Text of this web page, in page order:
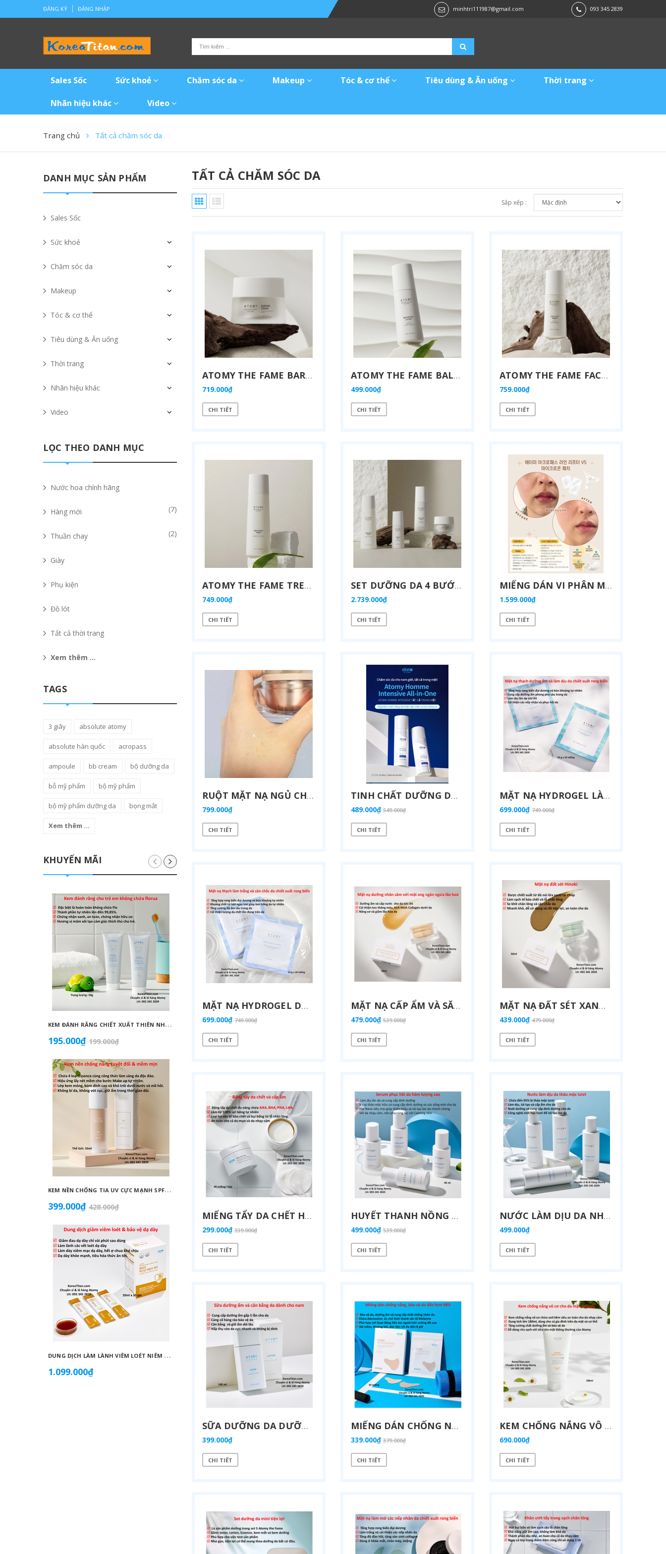
ĐĂNG KÝ ĐĂNG NHẬP minhtri111987@gmail.com 093 345 2839
Sales Sốc Sức khoẻ Chăm sóc da Makeup Tóc & cơ thể Tiêu dùng & Ăn uống Thời trang
Nhãn hiệu khác Video
Trang chủ Tất cả chăm sóc da
TẤT CẢ CHĂM SÓC DA
Sắp xếp :
ATOMY THE FAME BARRIER CREAM - 애터미 더페임 베리어 크림 - ATOMY КРЕМ «БАРЬЕР СЛАВЫ»
719.000₫
CHI TIẾT
ATOMY THE FAME BALANCING LOTION - 애터미 더페임 밸런싱 로션 - ЛОСЬОН ДЛЯ БАЛАНСА ATOMY THE FAME
499.000₫
CHI TIẾT
ATOMY THE FAME FACE & EYE SERUM - 애터미 더페임 페이스 앤 아이 세럼 - ATOMY THE FAME СЫВОРОТКА ДЛЯ ЛИЦА И ГЛАЗ
759.000₫
CHI TIẾT
ATOMY THE FAME TREATMENT TONER - 애터미 더페임 트리트먼트 토너 - ТОНИК ДЛЯ ЛИЦА ATOMY THE FAME
749.000₫
CHI TIẾT
SET DƯỠNG DA 4 BƯỚC TĂNG CƯỜNG BẢO VỆ DA VÀ NGĂN NGỪA LÃO HOÁ DA CẢI TIẾN THE FAME - ATOMY SKIN CARE SYSTEM THE FAME - 애터미 스킨케어 시스템 더페임 - СИСТЕМА УХОДА ЗА КОЖЕЙ ATOMY THE FAME
2.739.000₫
CHI TIẾT
MIẾNG DÁN VI PHÂN MICROCON CHỨA HOẠT CHẤT LÀM ĐẦY CÁC NẾP NHĂN PDRN CÙNG PHỨC HỢP VITAMIN TRẮNG DA VÀ 3 LOẠI PEPTIDE TĂNG DÀN HỒI DA (15 GÓI) - ATOMY ACROPATH LINELIFTER V5 MICROCON PATCH - 애터미 아크로패스 라인리프터 V5 마이크로콘 패치 - ПАТЧ ATOMY ACROPATH LINELIFTER V5 MICROCON.
1.599.000₫
CHI TIẾT
RUỘT MẶT NẠ NGỦ CHỨA TINH CHẤT VÀNG 24K CHỐNG LÃO HÓA, TRẮNG SÁNG DA - ATOMY ABSOLUTE GOLD NIGHT MASK 50ML - 앱솔루트 24K 골드 나이트 마스크' - АТОМИ АБСОЛЮТ НОЧНАЯ МАСКА 24К ЗОЛОТО
799.000₫
CHI TIẾT
TINH CHẤT DƯỠNG DA CHỨA TẤT CẢ TRONG MỘT GIÚP LÀM TRẮNG VÀ CẢI THIỆN NẾP NHĂN CHUYÊN SÂU ĐẶC BIỆT DÀNH RIÊNG CHO NAM(80 ML) - ATOMY HOMME INTENSIVE ALL-IN-ONE - 애터미 옴므 인텐시브 올인원 - МНОГОФУНКЦИОНАЛЬНОЕ УСТРОЙСТВО ATOMY HOMME INTENSIVE
489.000₫ 549.000₫
CHI TIẾT
MẶT NẠ HYDROGEL LÀM TRẮNG DA VÀ TĂNG ĐỘ ĐÀN HỒI CỰC NHANH VÀO DA, CHỨA TINH CHẤT DƯỠNG DA GIÀU SỨC SỐNG TỪ BIỂN SÂU (10 CÁI) ATOMY MARINE AMPOULE GEL MASK WHITENING ELASTICITY - 애터미 마린앰플 아이패치 - ПОВЯЗКА НА ГЛАЗ ATOMY MARINE AMPOULE
699.000₫ 749.000₫
CHI TIẾT
MẶT NẠ HYDROGEL DƯỠNG ẨM HẤP THỤ CỰC NHA NH VÀO DA GIÚP LÀM DỊU VÀ LÀM MÁT CHỨA TINH CHẤT DƯỠNG DA GIÀU SỨC SỐNG TỪ BIỂN SÂU (10 CÁI) - ATOMY MARINE AMPOULE GEL MASK MOISTURE SOOTHING - 애터미 마린앰플 겔 마스크 수분진정 - АТОМИ МОРСКАЯ ГИДРОГЕЛЕВАЯ МАСКА
699.000₫ 749.000₫
CHI TIẾT
MẶT NẠ CẤP ẨM VÀ SĂN CHẮC DA CHỨA MẬT ONG MANUKA CÙNG NHÂN SÂM GIÚP TĂNG ĐỘ MỀM MỊN CỦA DA VÀ DINH DƯỠNG ĐẬM ĐẶC CHO DA (50ML) - ATOMY ABSOLUTE HONEY GINSENG MASK - 애터미 앱솔루트 허니 진생 마스크 - АТОМИ АБСОЛЮТ МАСКА МЕД И ЖЕНЬШЕНЬ
479.000₫ 539.000₫
CHI TIẾT
MẶT NẠ ĐẤT SÉT XANH CHỨA NHIỀU KHOÁNG CHẤT VÀ VI LƯỢNG CUNG CẤP DINH DƯỠNG ĐẬM ĐẶC LÀM SẠCH LỖ VÀ SE KHÍT LỖ CHÂN LÔNG VÀ TẨY DA CHẾT CHO DA (50ML) ATOMY ABSOLUTE HINOKI CLAY MASK - 애터미 앱솔루트 히노키 클레이 마스크 - АТОМИ АБСОЛЮТ МАСКА ГЛИНА ХИНОКИ
439.000₫ 479.000₫
CHI TIẾT
MIẾNG TẨY DA CHẾT HOÀN HẢO GIÚP LOẠI BỎ TẾ BÀO CHẾT VÀ CẤP ẨM CHO DA CÙNG LÚC CHỨA 4 THÀNH PHẦN 4 AHA+BHA+PHA+LHA (40 MIẾNG) - ATOMY PEELING PAID - 애터미 필링패드 리필 - АТОМИ ПИЛИНГ ПЭДЫ
299.000₫ 339.000₫
CHI TIẾT
HUYẾT THANH NỒNG ĐỘ CAO VỚI CÔNG NGHỆ HẠT SIÊU MỊN CHỨA CHẤT CẤP ẨM, LÀM DỊU VÀ TRẺ HOÁ LÀN DA TỪ 9 LOẠI THẢO MỘC HỮU CƠ DÀNH CHO DA KHÔ (40ML) - ATOMY AGAIN SERUM - 애터미 어게인세럼 - СЫВОРОТКА ATOMY AGAIN
499.000₫ 539.000₫
CHI TIẾT
NƯỚC LÀM DỊU DA NHANH CHÓNG CHỨA 95% THẢO MỘC TƯƠI CHĂM SÓC TƯƠI MÁT VÀ THAY ĐỔI LÀN DA MỊN MÀNG (130 ML) - ATOMY SCALMING SKIN - 애터미 카밍스킨 - АТОМИ УСПОКАИВАЮЩАЯ КОЖА
499.000₫
CHI TIẾT
SỮA DƯỠNG DA DƯỠNG ẨM DA MỀM MẠI VÀ CÂN BẰNG DA ĐẶC BIỆT DÀNH CHO NAM (140ML) - ATOMY HOMME LOTION FOR MEN - 애터미 옴므 로션 - ЛОСЬОН ATOMY HOMME
399.000₫
CHI TIẾT
MIẾNG DÁN CHỐNG NẮNG MẠNH MẼ ĐẾN 98,9% BẢO VỆ VÙNG DA GÒ MÁ DỄ BỊ TỔN THƯƠNG NHẤT, KẾT HỢP CHỨA CHẤT LÀM TRẮNG VÀ GIẢM NẾP NHĂN CÙNG LÚC BÊN TRONG PHÙ HỢP KHI CHƠI THỂ THAO VÀ HOẠT ĐỘNG NGOÀI TRỜI THƯỜNG XUYÊN (10 MIẾNG) - ATOMY OUTDOOR PATCH - 애터미 아웃도어 패치 - ПАТЧ ATOMY OUTDOOR
339.000₫ 379.000₫
CHI TIẾT
KEM CHỐNG NẮNG VÔ CƠ BẢO VỆ SUỐT 12H CHO DA MẶT & BODY, AN TOÀN DA NHẠY CẢM CẢ NGƯỜI LỚN VÀ TRẺ EM SPF50+ PA++++ 180ML - ATOMY FRESH SUN LOTION - 애터미 프레쉬 선로션 -АТОМИ ФРЕШ СОЛНЦЕЗАЩИТНЫЙ ЛОСЬОН
690.000₫
CHI TIẾT
DANH MỤC SẢN PHẨM
Sales Sốc
Sức khoẻ
Chăm sóc da
Makeup
Tóc & cơ thể
Tiêu dùng & Ăn uống
Thời trang
Nhãn hiệu khác
Video
LỌC THEO DANH MỤC
Nước hoa chính hãng
Hàng mới (7)
Thuần chay (2)
Giày
Phụ kiện
Đồ lót
Tất cả thời trang
Xem thêm ...
TAGS
3 giây absolute atomy
absolute hàn quốc acropass
ampoule bb cream bộ dưỡng da
bỗ mỹ phẩm bộ mỹ phẩm
bộ mỹ phẩm dưỡng da bọng mắt
Xem thêm ...
KHUYẾN MÃI
K
EM ĐÁNH RĂNG CHIẾT XUẤT THIÊN NHIÊN KHÔNG CHỨA FLORUA AN TOÀN DÀNH CHO TRẺ EM ( 50G) - ATOMY KID NATURAL TOOTHPASTE (NON FLUORIDE) - 애터미 키즈 내추럴 치약 - НАТУРАЛЬНАЯ ДЕТСКАЯ ЗУБНАЯ ПАСТА ATOMY
195.000₫ 199.000₫
K
EM NỀN CHỐNG TIA UV CỰC MẠNH SPF50+ PA++++, BÁM DÍNH CAO, KHÔNG VÓN CỤC, DƯỠNG ẨM VÀ DƯỠNG TRẮNG DA HOÀN HẢO NO.23 (MÀU BEIGE) - ATOMY BB ABSOLUTE 23 - 애터미 앱솔루트 BB - АТОМИ АБСОЛЮТ BB №23
399.000₫ 428.000₫
D
UNG DỊCH LÀM LÀNH VIÊM LOÉT NIÊM MẠC DẠ DÀY, GIẢM ĐAU DẠ DÀY, DỨT ĐIỂM Ợ CHUA CHIẾT XUẤT NỤ HOA KIM NGÂN VỚI MẬT ONG (20ML X 30 GÓI) - ATOMY STOMACH HEALTH DAILY CARE - 애터미 위건강 데일리 케어 - ЕЖЕДНЕВНЫЙ УХОД ЗА ЗДОРОВЬЕМ ЖЕЛУДКА ATOMY
1.099.000₫
855.000₫
V
IÊN PHỤ KHOA GIÚP CÂN BẰNG VI SINH ÂM ĐẠO, TĂNG VI KHUẨN CÓ LỢI, DIỆT VI KHUẨN GÂY BỆNH VIÊM NHIỄM, NẤM, MÙI HÔI VÀ NGĂN NGỪA TÁI PHÁT (250MG X 45 VIÊN) - ATOMY WINNER BALANCE - 애터미 위너 밸런스 - ПОБЕДИТЕЛЬ БАЛАНСА ATOMY
COLLAGEN CHIẾT XUẤT TỪ CÁ CÓ TRỌNG LƯỢNG PHÂN TỬ THẤP 512DA RẤT DỄ HẤP THU GIÚP ĐẸP DA SẢN PHẨM UỐNG ĐẸP DA, NGĂN NGỪA LÃO HOÁ DA (25ML X 14 ỐNG) - ATOMY INNER COLLAGEN - 애터미 이너콜라겐 - АТОМИ ВНУТРЕННИЙ КОЛЛАГЕН
1.019.000₫
889.000₫
419.000₫ 449.000₫
99.000₫
CAO HỒNG SÂM GORYEO 6 NĂM TUỔI - GORYEO RED GINSENG TABLET 365 (4 LỌ)
1.198.000₫
1.468.000₫